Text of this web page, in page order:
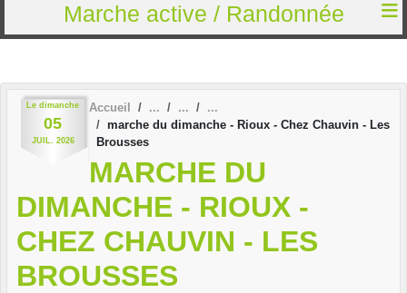
Marche active / Randonnée
Le dimanche
05
JUIL. 2026
Accueil
marche du dimanche - Rioux - Chez Chauvin - Les
Brousses
MARCHE DU
DIMANCHE - RIOUX -
CHEZ CHAUVIN - LES
BROUSSES